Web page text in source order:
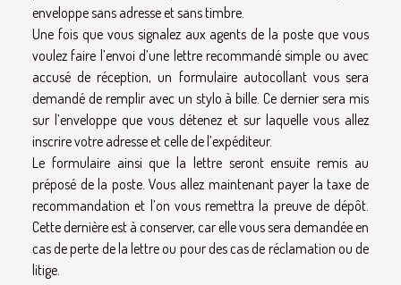
enveloppe sans adresse et sans timbre.
Une fois que vous signalez aux agents de la poste que vous
voulez faire l’envoi d’une lettre recommandé simple ou avec
accusé de réception, un formulaire autocollant vous sera
demandé de remplir avec un stylo à bille. Ce dernier sera mis
sur l’enveloppe que vous détenez et sur laquelle vous allez
inscrire votre adresse et celle de l’expéditeur.
Le formulaire ainsi que la lettre seront ensuite remis au
préposé de la poste. Vous allez maintenant payer la taxe de
recommandation et l’on vous remettra la preuve de dépôt.
Cette dernière est à conserver, car elle vous sera demandée en
cas de perte de la lettre ou pour des cas de réclamation ou de
litige.